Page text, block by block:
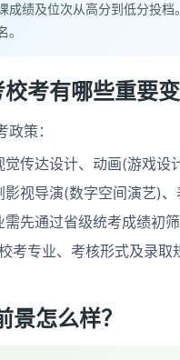
成绩及位次从高分到低分投档
考有哪些重要变
策：
觉传达设计、动画(游戏
影视导演(数字空间演艺)
需先通过省级统考成绩初
考专业、考核形式及录
景怎么样？